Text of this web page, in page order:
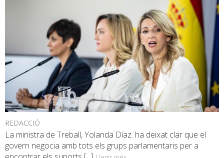
REDACCIÓ
La ministra de Treball, Yolanda Díaz. ha deixat clar que el
govern negocia amb tots els grups parlamentaris per a